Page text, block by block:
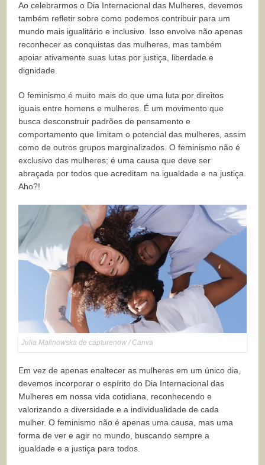
Ao celebrarmos o Dia Internacional das Mulheres, devemos
também refletir sobre como podemos contribuir para um
mundo mais igualitário e inclusivo. Isso envolve não apenas
reconhecer as conquistas das mulheres, mas também
apoiar ativamente suas lutas por justiça, liberdade e
dignidade.
O feminismo é muito mais do que uma luta por direitos
iguais entre homens e mulheres. É um movimento que
busca desconstruir padrões de pensamento e
comportamento que limitam o potencial das mulheres, assim
como de outros grupos marginalizados. O feminismo não é
exclusivo das mulheres; é uma causa que deve ser
abraçada por todos que acreditam na igualdade e na justiça.
Aho?!
Julia Malinowska de capturenow / Canva
Em vez de apenas enaltecer as mulheres em um único dia,
devemos incorporar o espírito do Dia Internacional das
Mulheres em nossa vida cotidiana, reconhecendo e
valorizando a diversidade e a individualidade de cada
mulher. O feminismo não é apenas uma causa, mas uma
forma de ver e agir no mundo, buscando sempre a
igualdade e a justiça para todos.